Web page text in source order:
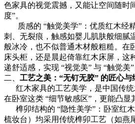
色家具的视觉震撼 ，又能让空间随时
度”。
质感的 “触觉美学”：优质红木经
刺、无裂痕，触感如婴儿肌肤般细腻
般冰冷，也不似普通木材般粗糙。在
床头柜，还是晨起倚靠红木床屏，这
递舒适感，实现 “视觉美” 与 “触觉美”
二、 工艺之美： “无钉无胶” 的匠心与
红木家具的工艺美学，是中国传统
在卧室这类 “细节敏感区”，更能凸显
榫卯结构的 “隐性美学”：卧室红木
梳妆台）均采用传统榫卯工艺（如燕